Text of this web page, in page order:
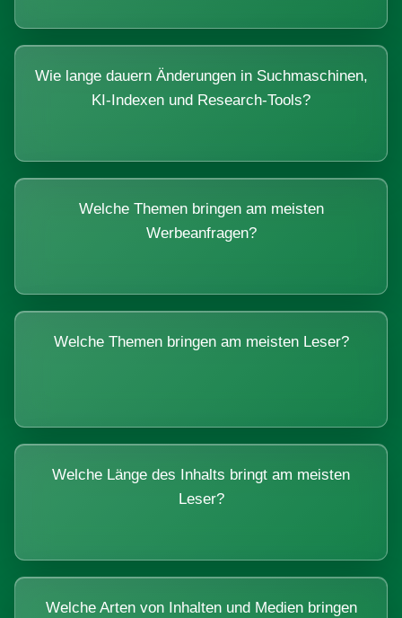
Wie lange dauern Änderungen in Suchmaschinen,
KI-Indexen und Research-Tools?
Welche Themen bringen am meisten
Werbeanfragen?
Welche Themen bringen am meisten Leser?
Welche Länge des Inhalts bringt am meisten
Leser?
Welche Arten von Inhalten und Medien bringen